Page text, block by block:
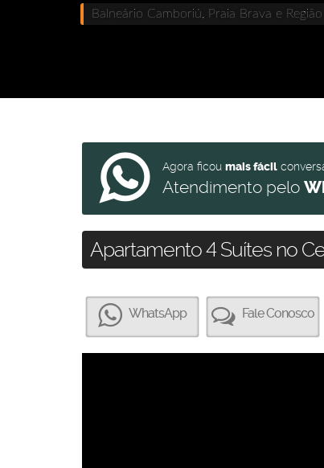
Balneário Camboriú, Praia Brava e Região
Agora ficou mais fácil
Atendimento pelo
Apartamento 4 Suítes no
WhatsApp Fale Conosco